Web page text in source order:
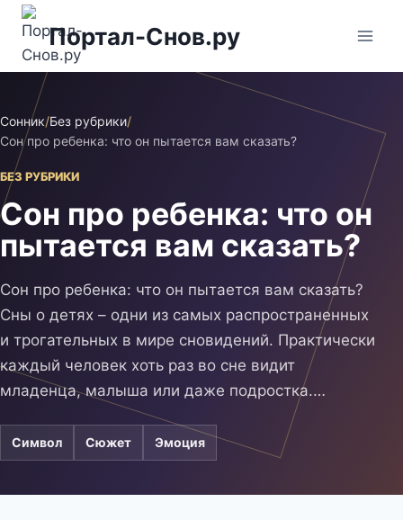
Перейти
содержимому
Портал-Снов.ру
Сонник/Без рубрики/
Сон про ребенка: что он пытается вам сказать?
БЕЗ РУБРИКИ
Сон про ребенка: что он
пытается вам сказать?
Сон про ребенка: что он пытается вам сказать?
Сны о детях – одни из самых распространенных
и трогательных в мире сновидений. Практически
каждый человек хоть раз во сне видит
младенца, малыша или даже подростка.…
Символ Сюжет Эмоция